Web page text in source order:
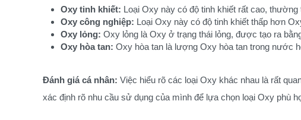
Oxy tinh khiết: Loại Oxy này có độ tinh khiết rất cao,
Oxy công nghiệp: Loại Oxy này có độ tinh khiết thấp hơn
Oxy lỏng: Oxy lỏng là Oxy ở trạng thái lỏng, được tạo ra
Oxy hòa tan: Oxy hòa tan là lượng Oxy hòa tan trong nước
Đánh giá cá nhân: Việc hiểu rõ các loại Oxy khác nhau là rất
xác định rõ nhu cầu sử dụng của mình để lựa chọn loại Oxy phù